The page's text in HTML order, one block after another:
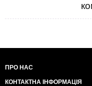
ПРО НАС
КОНТАКТНА ІНФОРМАЦІЯ